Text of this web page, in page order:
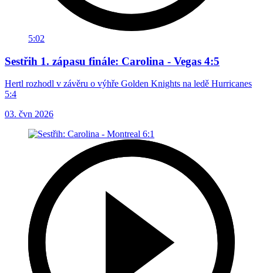
5:02
Sestřih 1. zápasu finále: Carolina - Vegas 4:5
Hertl rozhodl v závěru o výhře Golden Knights na ledě Hurricanes
5:4
03. čvn 2026